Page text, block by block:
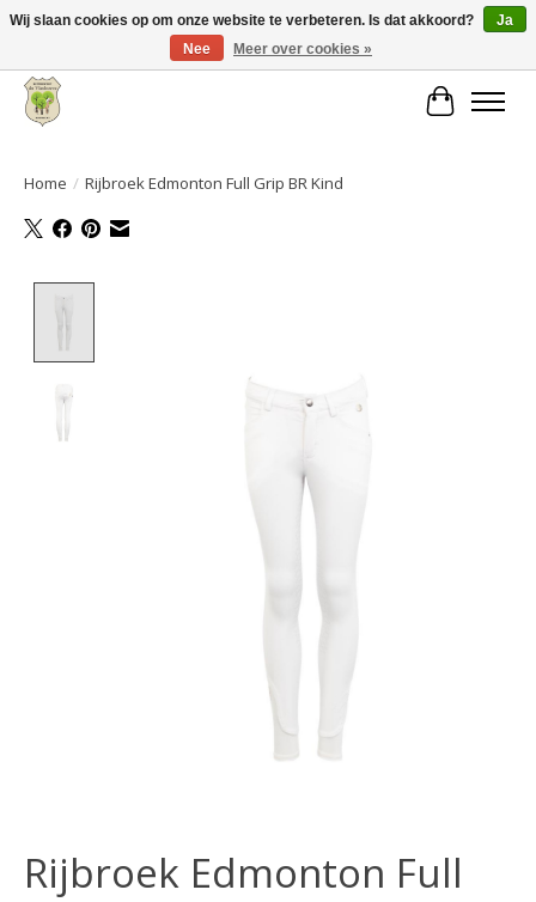
Grote keuze aan producten en snelle verzending!
Home / Rijbroek Edmonton Full Grip BR Kind
Rijbroek Edmonton Full
Wij slaan cookies op om onze website te verbeteren. Is dat akkoord?
Ja
Nee
Meer over cookies »